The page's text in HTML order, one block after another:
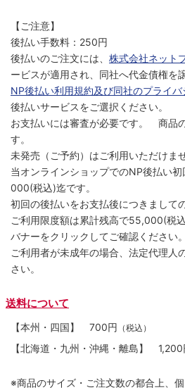
【ご注意】
後払い手数料：250円
後払いのご注文には、 株式会社ネット
ービスが適用され、同社へ代金債権を
NP後払い利用規約及び同社のプライバ
後払いサービスをご選択ください。
お支払いには審査が必要です。 商品
す。
未発売（ご予約）はご利用いただけませ
当オンラインショップでのNP後払い初
000(税込)迄です。
初回の後払いをお支払後につきまして
ご利用限度額は累計残高で55,000(税
バナーをクリックしてご確認ください。
ご利用者が未成年の場合、法定代理人
さい。
送料について
【本州・四国】 700円 （税込）
【北海道・九州・沖縄・離島】 1,200
※商品のサイズ・ご注文数の都合上、